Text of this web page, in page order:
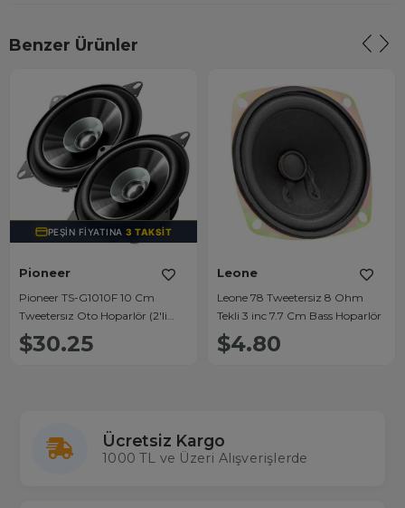
Benzer Ürünler
PEŞIN FIYATINA3 TAKSIT
Pioneer
Pioneer TS-G1010F 10 Cm
Tweetersız Oto Hoparlör (2'li
Takım)
$30.25
Leone
Leone 78 Tweetersiz 8 Ohm
Tekli 3 inc 7.7 Cm Bass Hoparlör
$4.80
Ücretsiz Kargo
1000 TL ve Üzeri Alışverişlerde